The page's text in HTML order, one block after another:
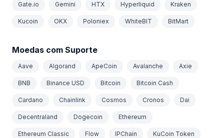
Gate.io Gemini HTX Hyperliquid Kraken
Kucoin OKX Poloniex WhiteBIT BitMart
Moedas com Suporte
Aave Algorand ApeCoin Avalanche Axie
BNB Binance USD Bitcoin Bitcoin Cash
Cardano Chainlink Cosmos Cronos Dai
Decentraland Dogecoin Ethereum
Ethereum Classic Flow IPChain KuCoin Token